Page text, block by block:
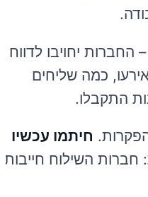
– החברות יחויבו לדווח
כמה שליחים
התקבלו.
חיתמו עכשיו
השילוח חייבות